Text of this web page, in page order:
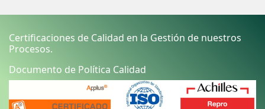
Certificaciones de Calidad en la Gestión de nuestros
Procesos.
Documento de Política Calidad